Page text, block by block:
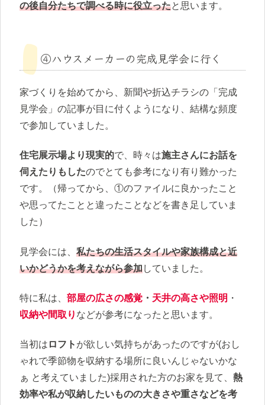
の後自分たちで調べる時に役立ったと思います。
④ハウスメーカーの完成見学会に行く
家づくりを始めてから、新聞や折込チラシの「完成
見学会」の記事が目に付くようになり、結構な頻度
で参加していました。
住宅展示場より現実的で、時々は施主さんにお話を
伺えたりもしたのでとても参考になり有り難かった
です。（帰ってから、①のファイルに良かったこと
や思ってたことと違ったことなどを書き足していま
した）
見学会には、 私たちの生活スタイルや家族構成と近
いかどうかを考えながら参加していました。
特に私は、 部屋の広さの感覚 ・ 天井の高さや照明 ・
収納や間取り などが参考になったと思います。
当初は ロフト が欲しい気持ちがあったのですが(おし
ゃれで季節物を収納する場所に良いんじゃないかな
ぁ と考えていました)採用された方のお家を見て、 熱
効率や私が収納したいものの大きさや重さなどを考